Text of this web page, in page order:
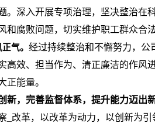
。深入开展专项治理，坚决整治在
和腐败问题，切实维护职工群众合
气。 经过持续整治和不懈努力，公
高效、担当作为、清正廉洁的作风
正能量。
新，完善监督体系，提升能力迈出
_改革，以改革为动力，以创新为